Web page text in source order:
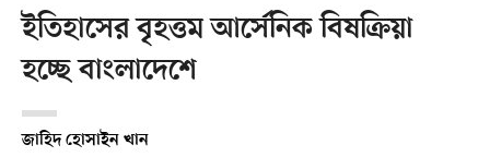
ইতিহাসের বৃহত্তম আর্সেনিক বিষক্রিয়া
হচ্ছে বাংলাদেশে
জাহিদ হোসাইন খান